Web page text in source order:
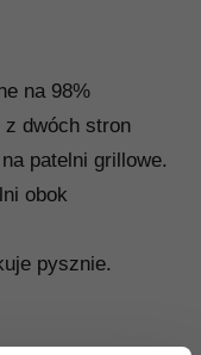
na 98%
dwóch stron
patelni grillowe.
obok
pysznie.